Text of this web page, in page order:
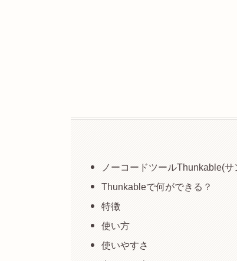
ノーコードツールThunkable(サ
Thunkableで何ができる？
特徴
使い方
使いやすさ